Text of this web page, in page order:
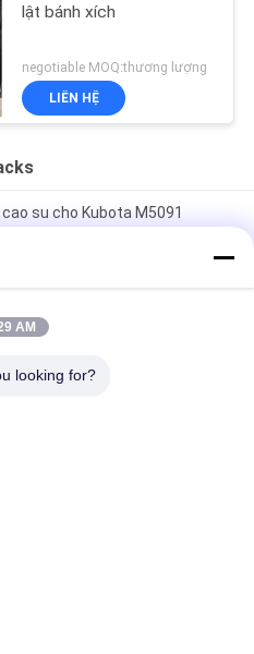
lật bánh xích
negotiable MOQ:thương lượng
LIÊN HỆ
su cho Kubota M5091
máy khoan Takeuchi
su lực kéo cao B450X86ZZ *
AM
looking for?